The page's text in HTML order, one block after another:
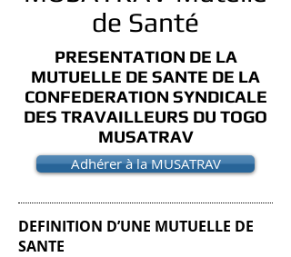
de Santé
PRESENTATION DE LA
MUTUELLE DE SANTE DE LA
CONFEDERATION SYNDICALE
DES TRAVAILLEURS DU TOGO
MUSATRAV
Adhérer à la MUSATRAV
DEFINITION D’UNE MUTUELLE DE
SANTE